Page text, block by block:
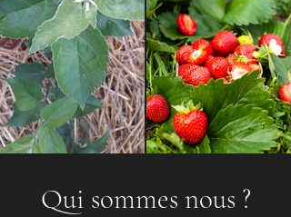
Qui sommes nous ?